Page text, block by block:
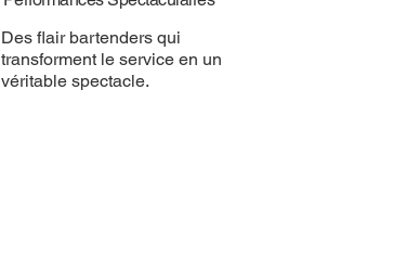
Des flair bartenders qui
transforment le service en un
véritable spectacle.